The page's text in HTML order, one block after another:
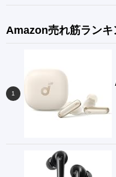
Amazon売れ筋ランキ